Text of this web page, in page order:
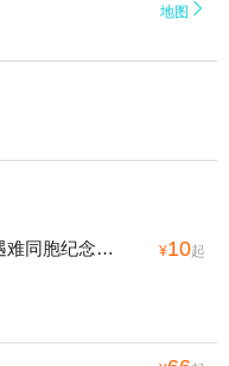
地图 
侵华日军南京大屠杀遇难同胞纪念馆 ¥10起